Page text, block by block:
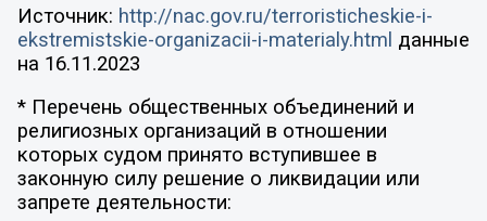
Источник: http://nac.gov.ru/terroristicheskie-i-
ekstremistskie-organizacii-i-materialy.html данные
на 16.11.2023
* Перечень общественных объединений и
религиозных организаций в отношении
которых судом принято вступившее в
законную силу решение о ликвидации или
запрете деятельности: